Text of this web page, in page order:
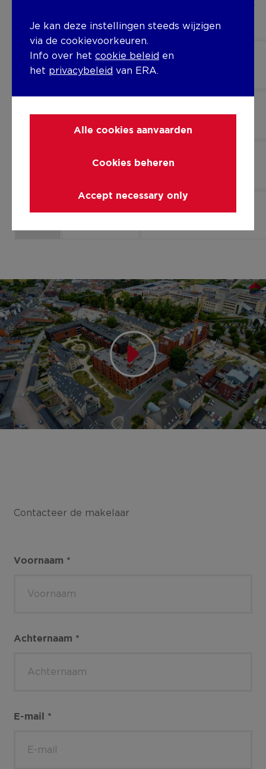
Kantoorgebouw;Kantoor
in app. gebouw
Kantoor -
K4
K6
Contacteer de makelaar
Voornaam *
Achternaam *
E-mail *
Je kan deze instellingen steeds wijzigen
via de cookievoorkeuren.
Info over het cookie beleid en
het privacybeleid van ERA.
Alle cookies aanvaarden
Cookies beheren
Accept necessary only